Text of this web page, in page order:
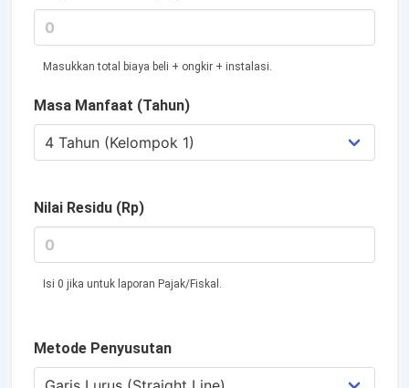
Masukkan total biaya beli + ongkir + instalasi.
Masa Manfaat (Tahun)
Nilai Residu (Rp)
Isi 0 jika untuk laporan Pajak/Fiskal.
Metode Penyusutan